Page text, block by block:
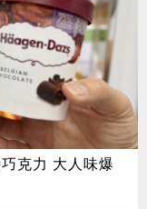
克力 大人味爆